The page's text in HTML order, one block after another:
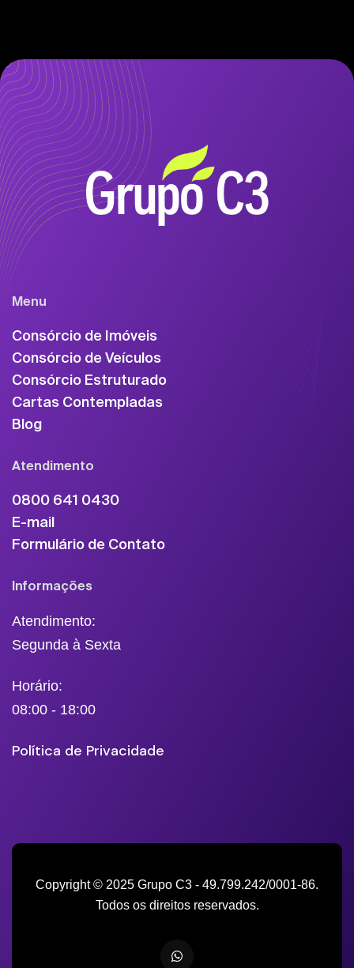
Menu
Consórcio de Imóveis
Consórcio de Veículos
Consórcio Estruturado
Cartas Contempladas
Blog
Atendimento
0800 641 0430
E-mail
Formulário de Contato
Informações
Atendimento:
Segunda à Sexta
Horário:
08:00 - 18:00
Política de Privacidade
Copyright © 2025 Grupo C3 - 49.799.242/0001-86.
Todos os direitos reservados.